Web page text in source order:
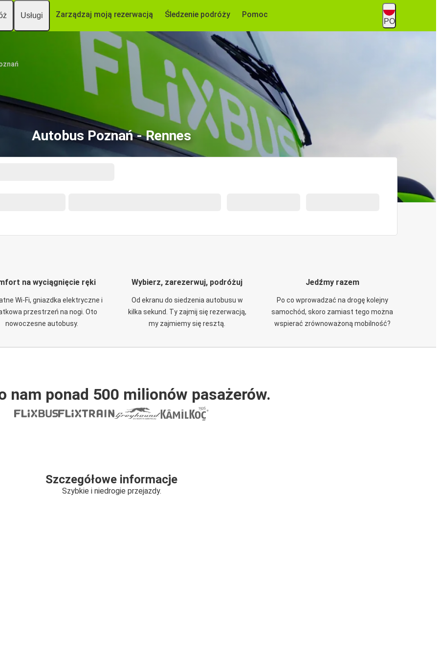
Usługi Zarządzaj moją rezerwacją Śledzenie podróży Pomoc
PO
Autobus Poznań - Rennes
na wyciągnięcie ręki
Wi-Fi, gniazdka elektryczne i
przestrzeń na nogi. Oto
nowoczesne autobusy.
Wybierz, zarezerwuj, podróżuj
Od ekranu do siedzenia autobusu w
kilka sekund. Ty zajmij się rezerwacją,
my zajmiemy się resztą.
Jedźmy razem
Po co wprowadzać na drogę kolejny
samochód, skoro zamiast tego można
wspierać zrównoważoną mobilność?
nam ponad 500 milionów pasażerów.
Szczegółowe informacje
Szybkie i niedrogie przejazdy.